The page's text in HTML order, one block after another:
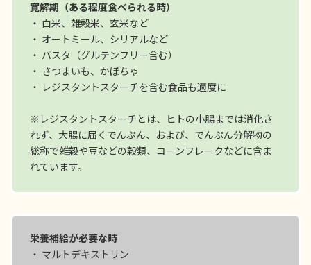
寛解期（ある程度食べられる時）
・ 白米、雑穀米、玄米など
・ オートミール、シリアルなど
・ パスタ（グルテンフリー含む）
・ さつまいも、かぼちゃ
・ レジスタントスターチを含む食品も適度に
※レジスタントスターチとは、ヒトの小腸までは消化さ
れず、大腸に届くでんぷん、および、でんぷん分解物の
総称で雑穀や豆などの穀類、コーンフレークなどに含ま
れています。
栄養補給が必要な時
・ マルトデキストリン